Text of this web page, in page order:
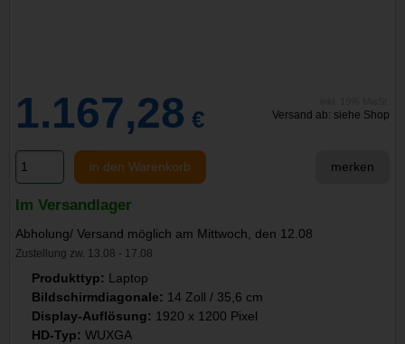
1.167,28 € Versand ab: siehe Shop
in den Warenkorb merken
Im Versandlager
Abholung/ Versand möglich am Mittwoch, den 12.08
Zustellung zw. 13.08 - 17.08
Produkttyp: Laptop
Bildschirmdiagonale: 14 Zoll / 35,6 cm
Display-Auflösung: 1920 x 1200 Pixel
HD-Typ: WUXGA